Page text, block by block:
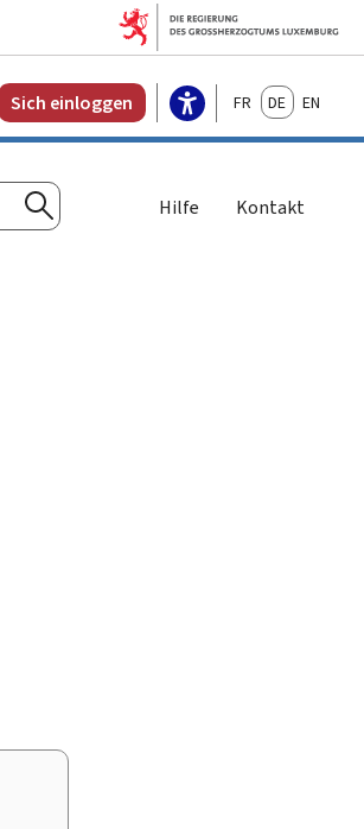
Sich einloggen FrançaisDeutschEnglish
Suchen
Hilfe Kontakt